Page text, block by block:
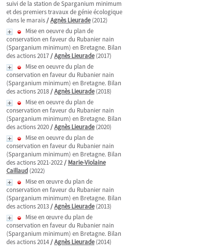
suivi de la station de Sparganium minimum
et des premiers travaux de génie écologique
dans le marais/Agnès Lieurade(2012)
Mise en oeuvre du plan de
conservation en faveur du Rubanier nain
(Sparganium minimum) en Bretagne. Bilan
des actions 2017/Agnès Lieurade(2017)
Mise en oeuvre du plan de
conservation en faveur du Rubanier nain
(Sparganium minimum) en Bretagne. Bilan
des actions 2018/Agnès Lieurade(2018)
Mise en oeuvre du plan de
conservation en faveur du Rubanier nain
(Sparganium minimum) en Bretagne. Bilan
des actions 2020/Agnès Lieurade(2020)
Mise en oeuvre du plan de
conservation en faveur du Rubanier nain
(Sparganium minimum) en Bretagne. Bilan
des actions 2021-2022/ Marie-Violaine
Caillaud (2022)
Mise en œuvre du plan de
conservation en faveur du Rubanier nain
(Sparganium minimum) en Bretagne. Bilan
des actions 2013/Agnès Lieurade(2013)
Mise en œuvre du plan de
conservation en faveur du Rubanier nain
(Sparganium minimum) en Bretagne. Bilan
des actions 2014/Agnès Lieurade(2014)